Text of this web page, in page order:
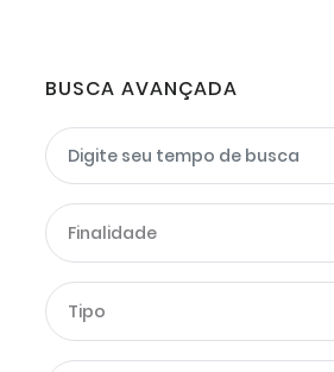
BUSCA AVANÇADA
Finalidade
Tipo